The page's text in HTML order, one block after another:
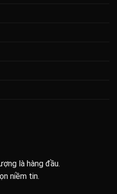
là hàng đầu.
niềm tin.